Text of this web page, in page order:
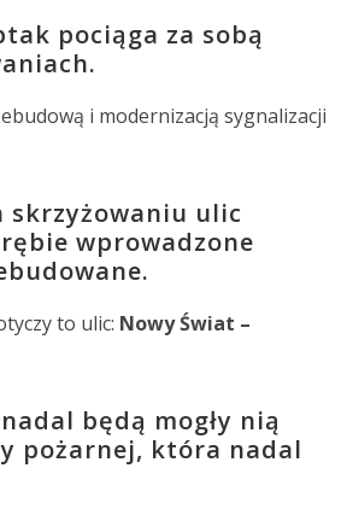
pociąga za sobą
i modernizacją sygnalizacji
skrzyżowaniu ulic
wprowadzone
to ulic: Nowy Świat –
będą mogły nią
pożarnej, która nadal